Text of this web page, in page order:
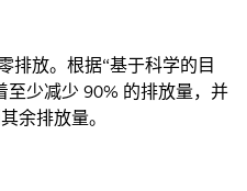
排放。根据“基于科学的目
至少减少 90% 的排放量，并
余排放量。